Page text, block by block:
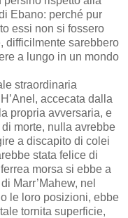
Ebano: perché pur
essi non si fossero
difficilmente sarebbero
a lungo in un mondo
straordinaria
accecata dalla
propria avversaria, e
morte, nulla avrebbe
a discapito di colei
stata felice di
morsa si ebbe a
Marr’Mahew, nel
le loro posizioni, ebbe
tornita superficie,